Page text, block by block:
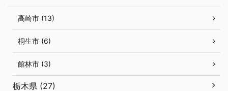
高崎市 (13)
桐生市 (6)
館林市 (3)
栃木県 (27)